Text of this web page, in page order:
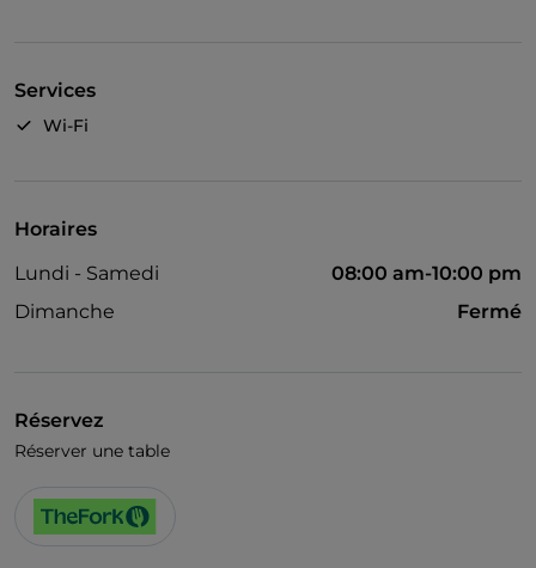
Services
Wi-Fi
Horaires
Lundi - Samedi
08:00 am-10:00 pm
Dimanche
Fermé
Réservez
Réserver une table